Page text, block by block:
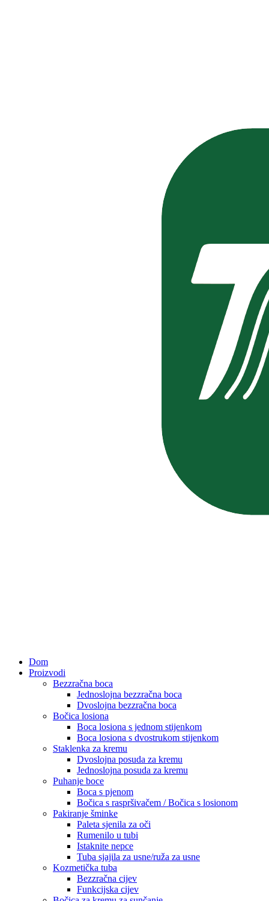
Dom
Proizvodi
Bezzračna boca
Jednoslojna bezzračna boca
Dvoslojna bezzračna boca
Bočica losiona
Boca losiona s jednom stijenkom
Boca losiona s dvostrukom stijenkom
Staklenka za kremu
Dvoslojna posuda za kremu
Jednoslojna posuda za kremu
Puhanje boce
Boca s pjenom
Bočica s raspršivačem / Bočica s losionom
Pakiranje šminke
Paleta sjenila za oči
Rumenilo u tubi
Istaknite nepce
Tuba sjajila za usne/ruža za usne
Kozmetička tuba
Bezzračna cijev
Funkcijska cijev